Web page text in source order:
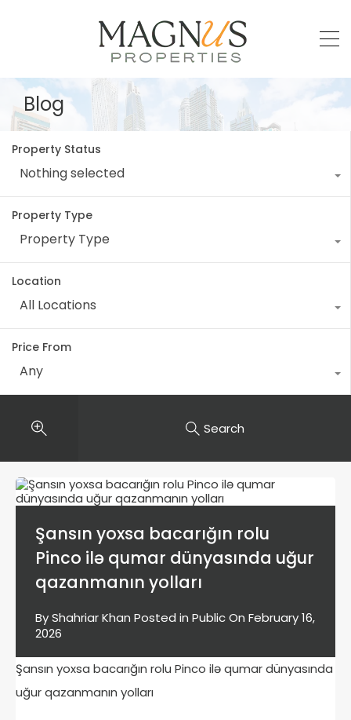
Blog
Property Status
Nothing selected
Property Type
Property Type
Location
All Locations
Price From
Any
Search
Şansın yoxsa bacarığın rolu
Pinco ilə qumar dünyasında uğur
qazanmanın yolları
ByShahriar Khan Posted in PublicOn February 16,
2026
Şansın yoxsa bacarığın rolu Pinco ilə qumar dünyasında
uğur qazanmanın yolları